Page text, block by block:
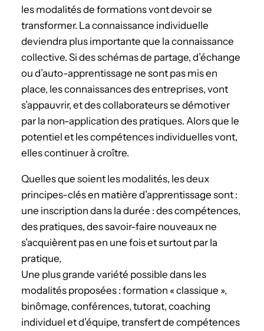
les modalités de formations vont devoir se
transformer. La connaissance individuelle
deviendra plus importante que la connaissance
collective. Si des schémas de partage, d’échange
ou d’auto-apprentissage ne sont pas mis en
place, les connaissances des entreprises, vont
s’appauvrir, et des collaborateurs se démotiver
par la non-application des pratiques. Alors que le
potentiel et les compétences individuelles vont,
elles continuer à croître.
Quelles que soient les modalités, les deux
principes-clés en matière d’apprentissage sont :
une inscription dans la durée : des compétences,
des pratiques, des savoir-faire nouveaux ne
s’acquièrent pas en une fois et surtout par la
pratique,
Une plus grande variété possible dans les
modalités proposées : formation « classique »,
binômage, conférences, tutorat, coaching
individuel et d’équipe, transfert de compétences